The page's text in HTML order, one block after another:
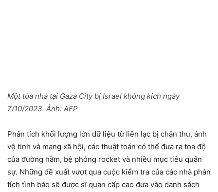
Một tòa nhà tại Gaza City bị Israel không kích ngày
7/10/2023. Ảnh: AFP
Phân tích khối lượng lớn dữ liệu từ liên lạc bị chặn thu, ảnh
vệ tinh và mạng xã hội, các thuật toán có thể đưa ra tọa độ
của đường hầm, bệ phóng rocket và nhiều mục tiêu quân
sự. Những đề xuất vượt qua cuộc kiểm tra của các nhà phân
tích tình báo sẽ được sĩ quan cấp cao đưa vào danh sách